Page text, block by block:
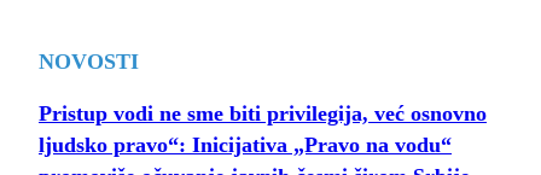
NOVOSTI
Pristup vodi ne sme biti privilegija, već osnovno
ljudsko pravo“: Inicijativa „Pravo na vodu“